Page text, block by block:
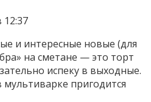
12:37
и интересные новые (для
на сметане — это торт
испеку в выходные.
пригодится